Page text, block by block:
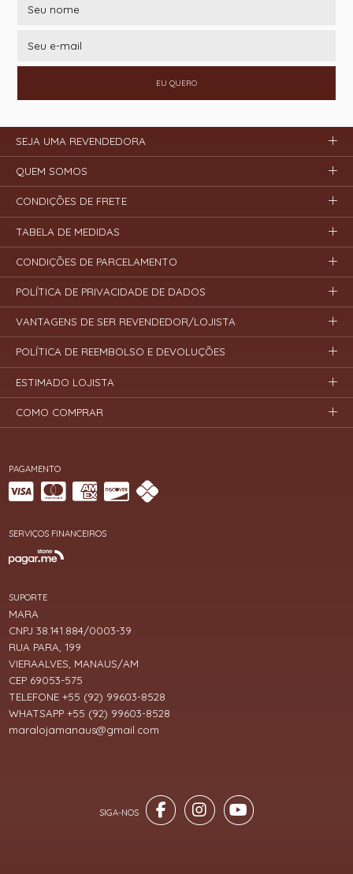
EU QUERO
PAGAMENTO
SERVIÇOS FINANCEIROS
SUPORTE
MARA
CNPJ 38.141.884/0003-39
RUA PARA, 199
VIERAALVES, MANAUS/AM
CEP 69053-575
TELEFONE +55 (92) 99603-8528
WHATSAPP +55 (92) 99603-8528
maralojamanaus@gmail.com
SEJA UMA REVENDEDORA
QUEM SOMOS
CONDIÇÕES DE FRETE
TABELA DE MEDIDAS
CONDIÇÕES DE PARCELAMENTO
POLÍTICA DE PRIVACIDADE DE DADOS
VANTAGENS DE SER REVENDEDOR/LOJISTA
POLÍTICA DE REEMBOLSO E DEVOLUÇÕES
ESTIMADO LOJISTA
COMO COMPRAR